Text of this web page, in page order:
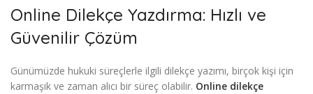
Online Dilekçe Yazdırma: Hızlı ve
Güvenilir Çözüm
Günümüzde hukuki süreçlerle ilgili dilekçe yazımı, birçok kişi için
karmaşık ve zaman alıcı bir süreç olabilir. Online dilekçe